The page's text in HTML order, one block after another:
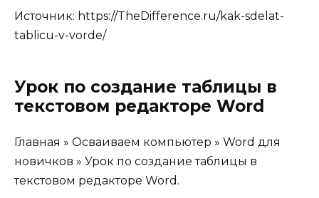
Источник: https://TheDifference.ru/kak-sdelat-
tablicu-v-vorde/
Урок по создание таблицы в
текстовом редакторе Word
Главная » Осваиваем компьютер » Word для
новичков » Урок по создание таблицы в
текстовом редакторе Word.